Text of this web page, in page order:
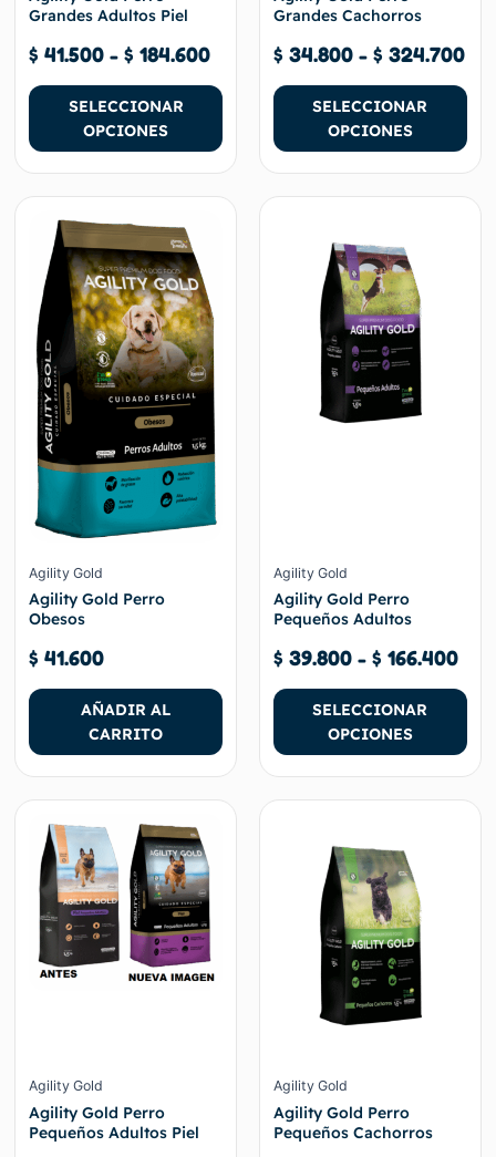
Grandes Adultos Piel
$ 41.500 - $ 184.600
SELECCIONAR
OPCIONES
en
página
de
producto
Grandes Cachorros
$ 34.800 - $ 324.700
SELECCIONAR
OPCIONES
en
página
de
producto
Agility Gold
Agility Gold Perro
Obesos
$ 41.600
AÑADIR AL
CARRITO
Agility Gold
Agility Gold Perro
Pequeños Adultos
$ 39.800 - $ 166.400
SELECCIONAR
OPCIONES
múltiples
variantes.
opciones
pueden
producto
Agility Gold
Agility Gold Perro
Pequeños Adultos Piel
$ 181.600
producto
tiene
múltiples
variantes.
opciones
en
la
página
Agility Gold
Agility Gold Perro
Pequeños Cachorros
múltiples
variantes.
opciones
pueden
en
la
página